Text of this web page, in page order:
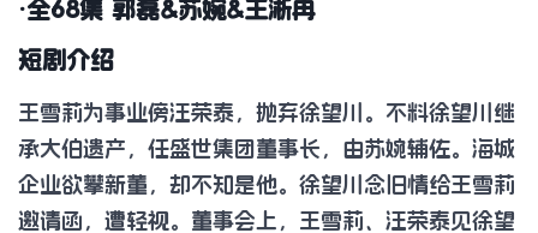
·全68集 郭磊&苏婉&王淅冉
短剧介绍
王雪莉为事业傍汪荣泰，抛弃徐望川。不料徐望川继
承大伯遗产，任盛世集团董事长，由苏婉辅佐。海城
企业欲攀新董，却不知是他。徐望川念旧情给王雪莉
邀请函，遭轻视。董事会上，王雪莉、汪荣泰见徐望